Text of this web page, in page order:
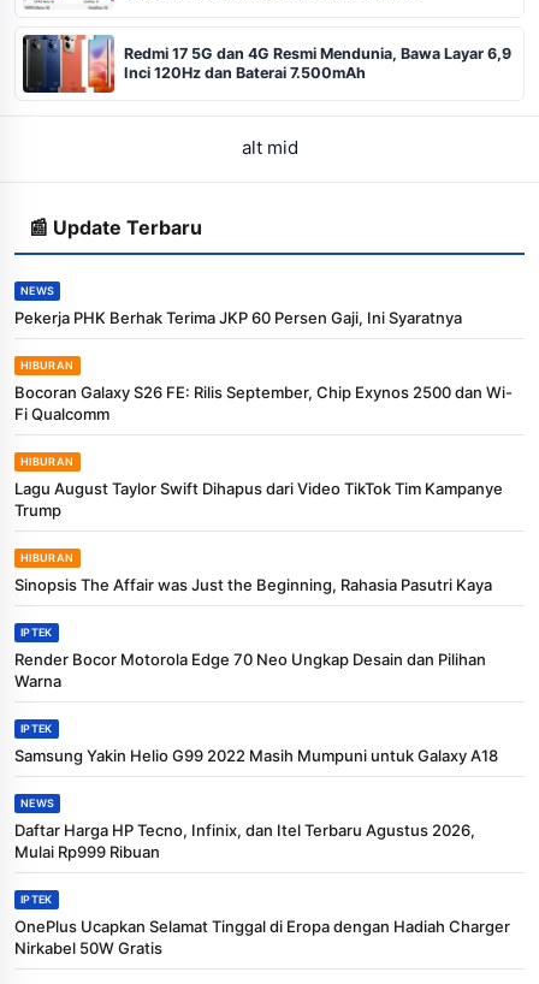
Redmi 17 5G dan 4G Resmi Mendunia, Bawa Layar 6,9
Inci 120Hz dan Baterai 7.500mAh
alt mid
📰 Update Terbaru
NEWS
Pekerja PHK Berhak Terima JKP 60 Persen Gaji, Ini Syaratnya
HIBURAN
Bocoran Galaxy S26 FE: Rilis September, Chip Exynos 2500 dan Wi-
Fi Qualcomm
HIBURAN
Lagu August Taylor Swift Dihapus dari Video TikTok Tim Kampanye
Trump
HIBURAN
Sinopsis The Affair was Just the Beginning, Rahasia Pasutri Kaya
IPTEK
Render Bocor Motorola Edge 70 Neo Ungkap Desain dan Pilihan
Warna
IPTEK
Samsung Yakin Helio G99 2022 Masih Mumpuni untuk Galaxy A18
NEWS
Daftar Harga HP Tecno, Infinix, dan Itel Terbaru Agustus 2026,
Mulai Rp999 Ribuan
IPTEK
OnePlus Ucapkan Selamat Tinggal di Eropa dengan Hadiah Charger
Nirkabel 50W Gratis